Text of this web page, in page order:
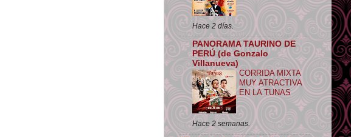
Hace 2 días.
PANORAMA TAURINO DE
PERÚ (de Gonzalo
Villanueva)
CORRIDA MIXTA
MUY ATRACTIVA
EN LA TUNAS
Hace 2 semanas.